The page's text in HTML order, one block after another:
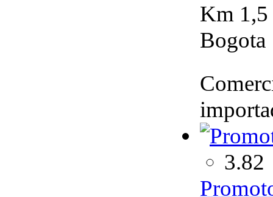
Km 1,5
Bogota
3.82